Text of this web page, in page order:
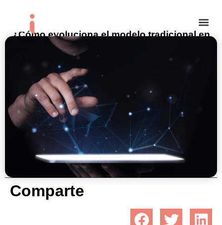
¿Cómo evoluciona el modelo tradicional en
los seguros al modelo Insurtech?
noviembre 24, 2021
Comparte